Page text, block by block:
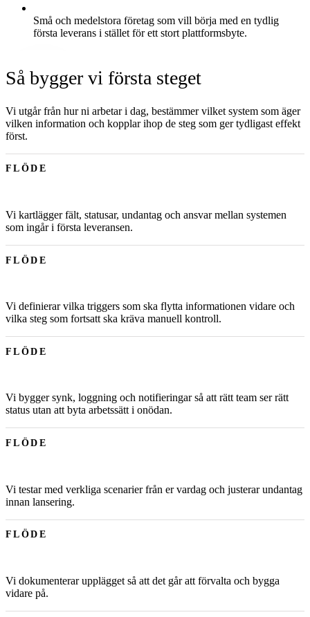
Små och medelstora företag som vill börja med en tydlig
första leverans i stället för ett stort plattformsbyte.
Så bygger vi första steget
Vi utgår från hur ni arbetar i dag, bestämmer vilket system som äger
vilken information och kopplar ihop de steg som ger tydligast effekt
först.
FLÖDE
Vi kartlägger fält, statusar, undantag och ansvar mellan systemen
som ingår i första leveransen.
FLÖDE
Vi definierar vilka triggers som ska flytta informationen vidare och
vilka steg som fortsatt ska kräva manuell kontroll.
FLÖDE
Vi bygger synk, loggning och notifieringar så att rätt team ser rätt
status utan att byta arbetssätt i onödan.
FLÖDE
Vi testar med verkliga scenarier från er vardag och justerar undantag
innan lansering.
FLÖDE
Vi dokumenterar upplägget så att det går att förvalta och bygga
vidare på.